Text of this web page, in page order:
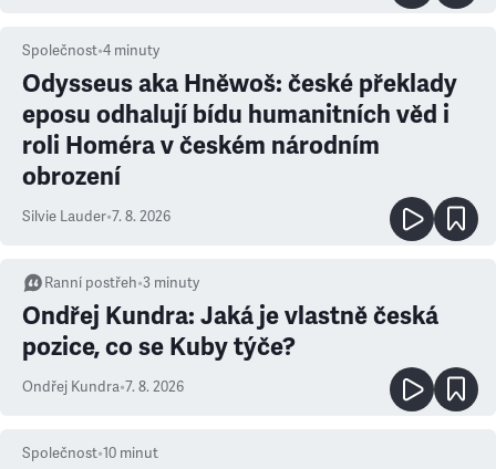
Společnost•4 minuty
Odysseus aka Hněwoš: české překlady
eposu odhalují bídu humanitních věd i
roli Homéra v českém národním
obrození
Silvie Lauder•7. 8. 2026
Ranní postřeh•3 minuty
Ondřej Kundra: Jaká je vlastně česká
pozice, co se Kuby týče?
Ondřej Kundra•7. 8. 2026
Společnost•10 minut